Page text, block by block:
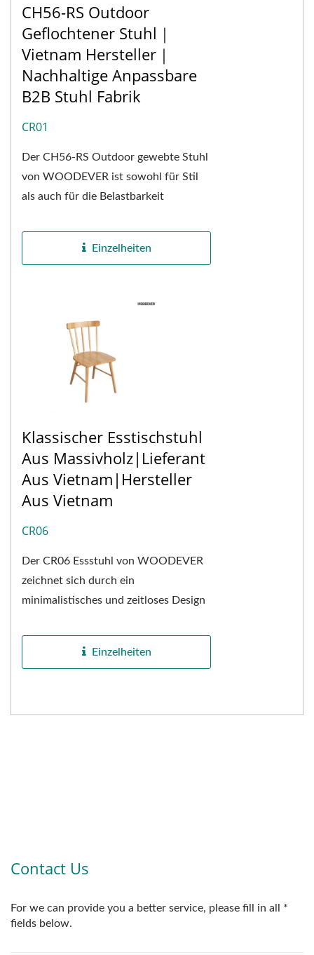
CH56-RS Outdoor
Geflochtener Stuhl｜
Vietnam Hersteller｜
Nachhaltige Anpassbare
B2B Stuhl Fabrik
CR01
Der CH56-RS Outdoor gewebte Stuhl
von WOODEVER ist sowohl für Stil
als auch für die Belastbarkeit
dennoch robuste Stuhl...
Einzelheiten
Klassischer Esstischstuhl
Aus Massivholz|Lieferant
Aus Vietnam|Hersteller
Aus Vietnam
CR06
Der CR06 Essstuhl von WOODEVER
zeichnet sich durch ein
minimalistisches und zeitloses Design
rustikale oder zeitgenössische...
Einzelheiten